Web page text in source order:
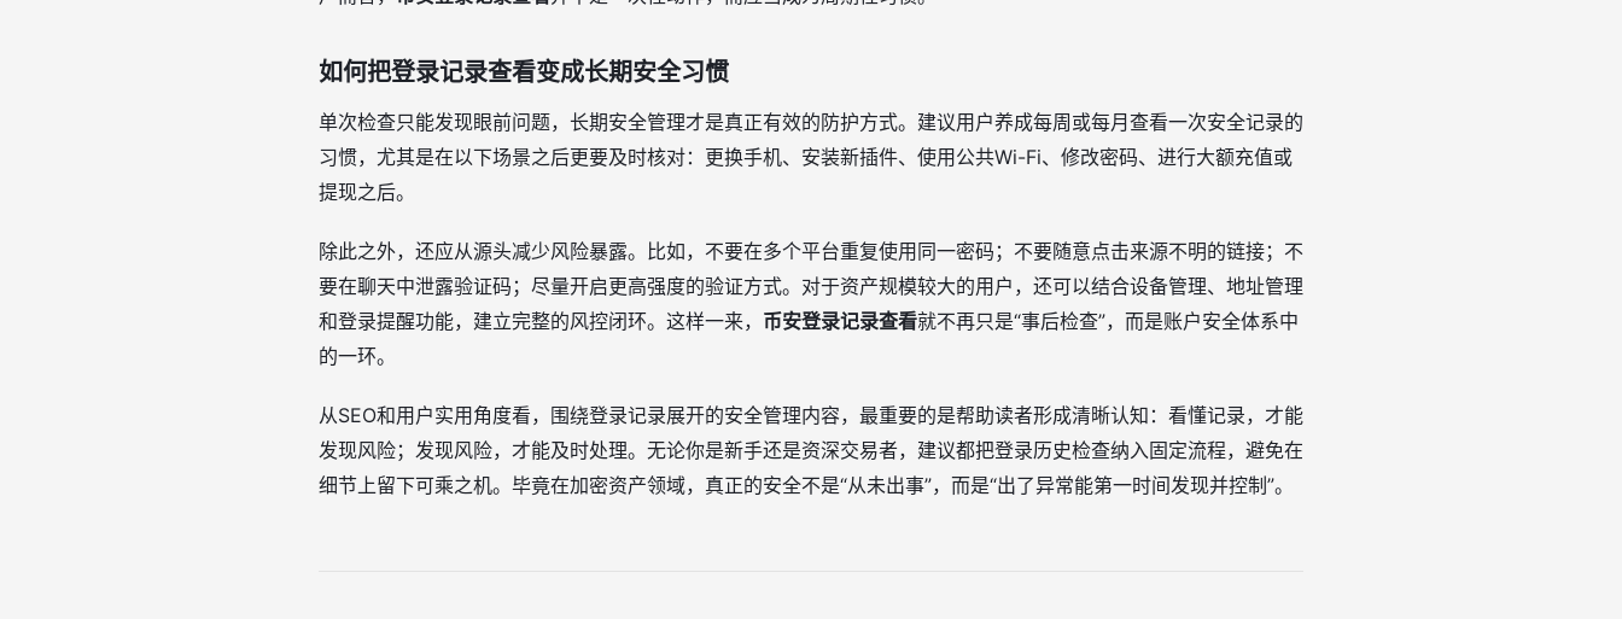
如何把登录记录查看变成长期安全习惯
单次检查只能发现眼前问题，长期安全管理才是真正有效的防护方式。建议用户养成每周或每月查看一次安全记录的
习惯，尤其是在以下场景之后更要及时核对：更换手机、安装新插件、使用公共Wi-Fi、修改密码、进行大额充值或
提现之后。
除此之外，还应从源头减少风险暴露。比如，不要在多个平台重复使用同一密码；不要随意点击来源不明的链接；不
要在聊天中泄露验证码；尽量开启更高强度的验证方式。对于资产规模较大的用户，还可以结合设备管理、地址管理
和登录提醒功能，建立完整的风控闭环。这样一来， 币安登录记录查看就不再只是“事后检查”，而是账户安全体系中
的一环。
从SEO和用户实用角度看，围绕登录记录展开的安全管理内容，最重要的是帮助读者形成清晰认知：看懂记录，才能
发现风险；发现风险，才能及时处理。无论你是新手还是资深交易者，建议都把登录历史检查纳入固定流程，避免在
细节上留下可乘之机。毕竟在加密资产领域，真正的安全不是“从未出事”，而是“出了异常能第一时间发现并控制”。